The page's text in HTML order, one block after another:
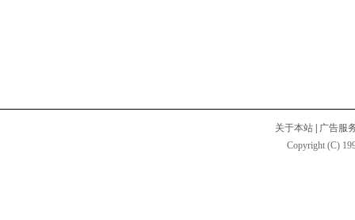
关于本站
广告服
Copyright (C)